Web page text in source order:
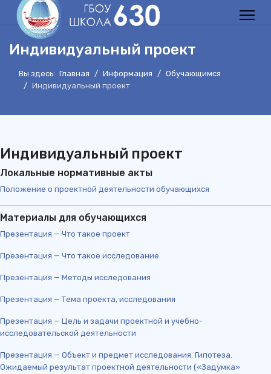
Индивидуальный проект
Вы здесь: Главная Информация
Обучающимся
Индивидуальный проект
Индивидуальный проект
Локальные нормативные акты
Положение о проектной деятельности обучающихся
Материалы для обучающихся
Презентация — Что такое проект
Презентация — Что такое исследование
Презентация — Методы исследования
Презентация — Тема проекта, исследования
Презентация — Цель и задачи проектной и учебно-
исследовательской деятельности
Презентация — Объект и предмет исследования. Гипотеза.
Ожидаемый результат проектной деятельности («Задумка»